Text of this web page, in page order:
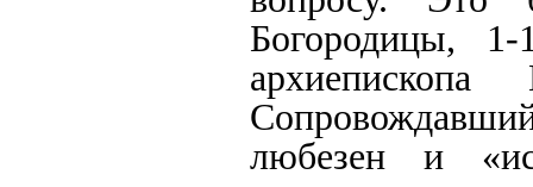
Богородицы,
любезен и